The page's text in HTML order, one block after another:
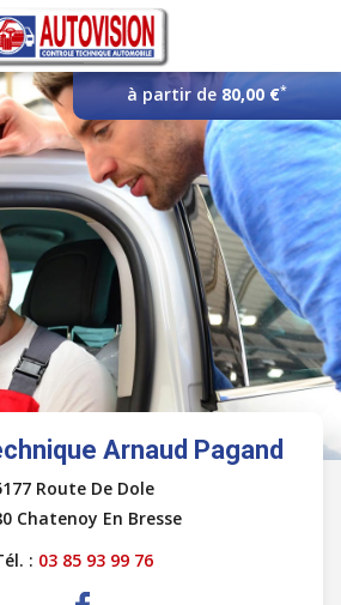
cookies
à partir de80,00 €*
Arnaud Pagand
Route De Dole
Chatenoy En Bresse
: 03 85 93 99 76